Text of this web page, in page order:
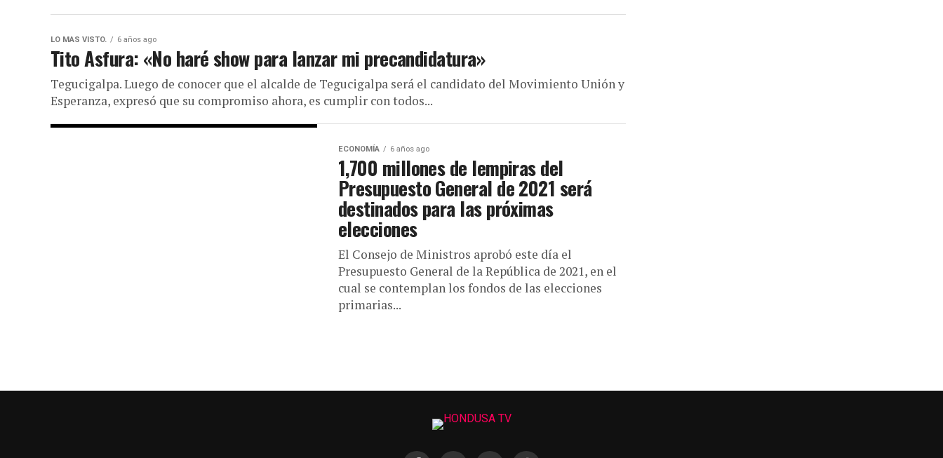
LO MAS VISTO. 6 años ago
Tito Asfura: «No haré show para lanzar mi precandidatura»
Tegucigalpa. Luego de conocer que el alcalde de Tegucigalpa será el candidato del Movimiento Unión y
Esperanza, expresó que su compromiso ahora, es cumplir con todos...
ECONOMÍA 6 años ago
1,700 millones de lempiras del
Presupuesto General de 2021 será
destinados para las próximas
elecciones
El Consejo de Ministros aprobó este día el
Presupuesto General de la República de 2021, en el
cual se contemplan los fondos de las elecciones
primarias...